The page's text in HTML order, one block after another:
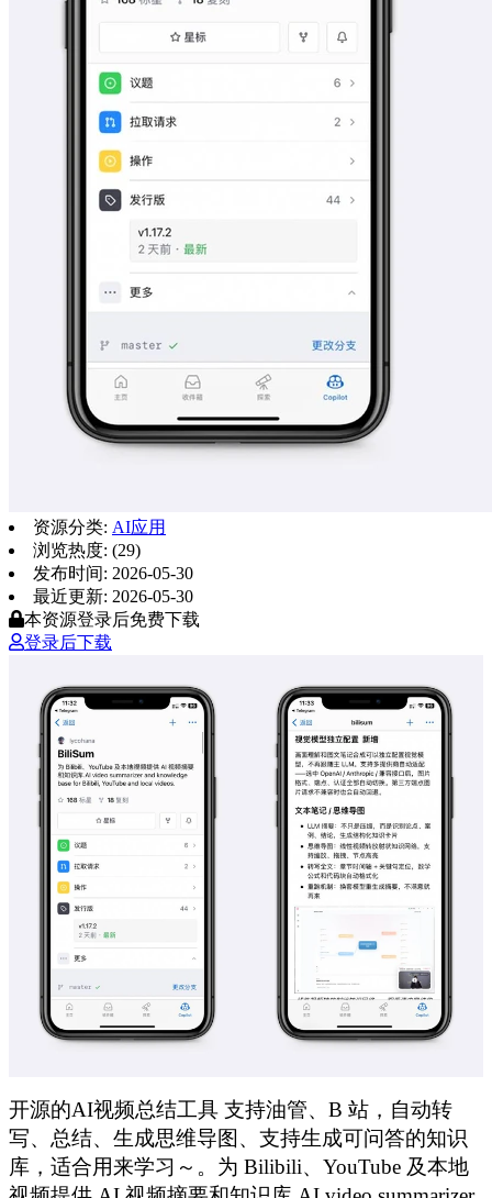
资源分类: AI应用
浏览热度: (29)
发布时间: 2026-05-30
最近更新: 2026-05-30
本资源登录后免费下载
登录后下载
开源的AI视频总结工具 支持油管、B 站，自动转
写、总结、生成思维导图、支持生成可问答的知识
库，适合用来学习～。为 Bilibili、YouTube 及本地